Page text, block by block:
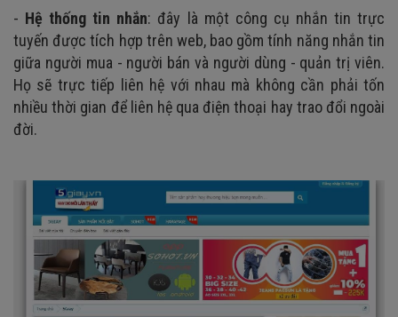
- Hệ thống tin nhắn: đây là một công cụ nhắn tin trực
tuyến được tích hợp trên web, bao gồm tính năng nhắn tin
giữa người mua - người bán và người dùng - quản trị viên.
Họ sẽ trực tiếp liên hệ với nhau mà không cần phải tốn
nhiều thời gian để liên hệ qua điện thoại hay trao đổi ngoài
đời.